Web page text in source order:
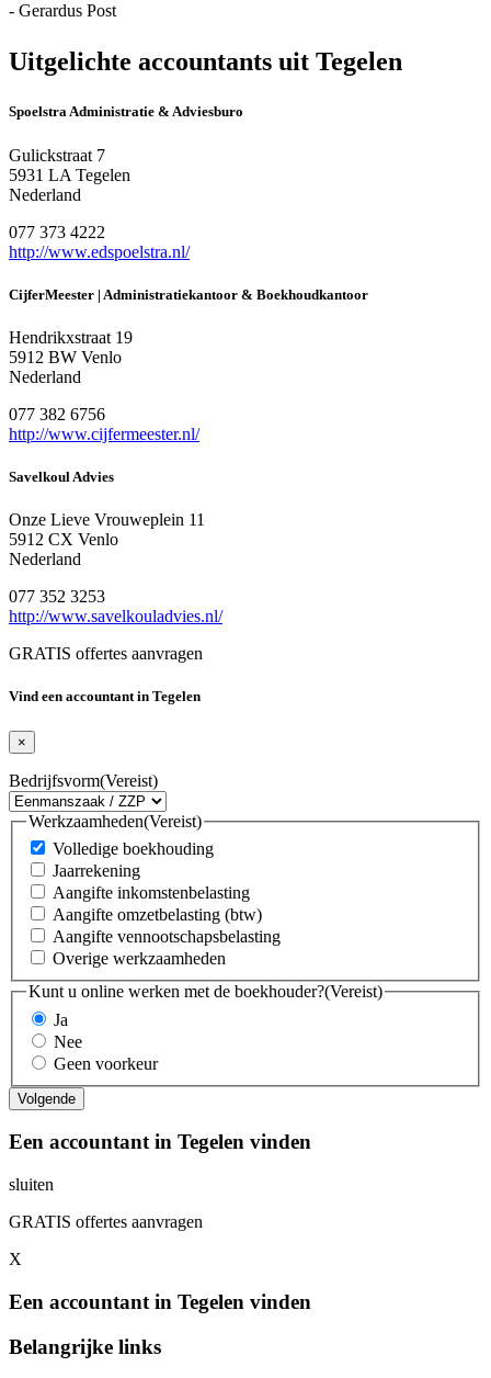
- Gerardus Post
Uitgelichte accountants uit Tegelen
Spoelstra Administratie & Adviesburo
Gulickstraat 7
5931 LA Tegelen
Nederland
077 373 4222
http://www.edspoelstra.nl/
CijferMeester | Administratiekantoor & Boekhoudkantoor
Hendrikxstraat 19
5912 BW Venlo
Nederland
077 382 6756
http://www.cijfermeester.nl/
Savelkoul Advies
Onze Lieve Vrouweplein 11
5912 CX Venlo
Nederland
077 352 3253
http://www.savelkouladvies.nl/
GRATIS offertes aanvragen
Vind een accountant in Tegelen
×
Bedrijfsvorm(Vereist)
Werkzaamheden(Vereist)
Volledige boekhouding
Jaarrekening
Aangifte inkomstenbelasting
Aangifte omzetbelasting (btw)
Aangifte vennootschapsbelasting
Overige werkzaamheden
Kunt u online werken met de boekhouder?(Vereist)
Ja
Nee
Geen voorkeur
Een accountant in Tegelen vinden
sluiten
GRATIS offertes aanvragen
X
Een accountant in Tegelen vinden
Belangrijke links